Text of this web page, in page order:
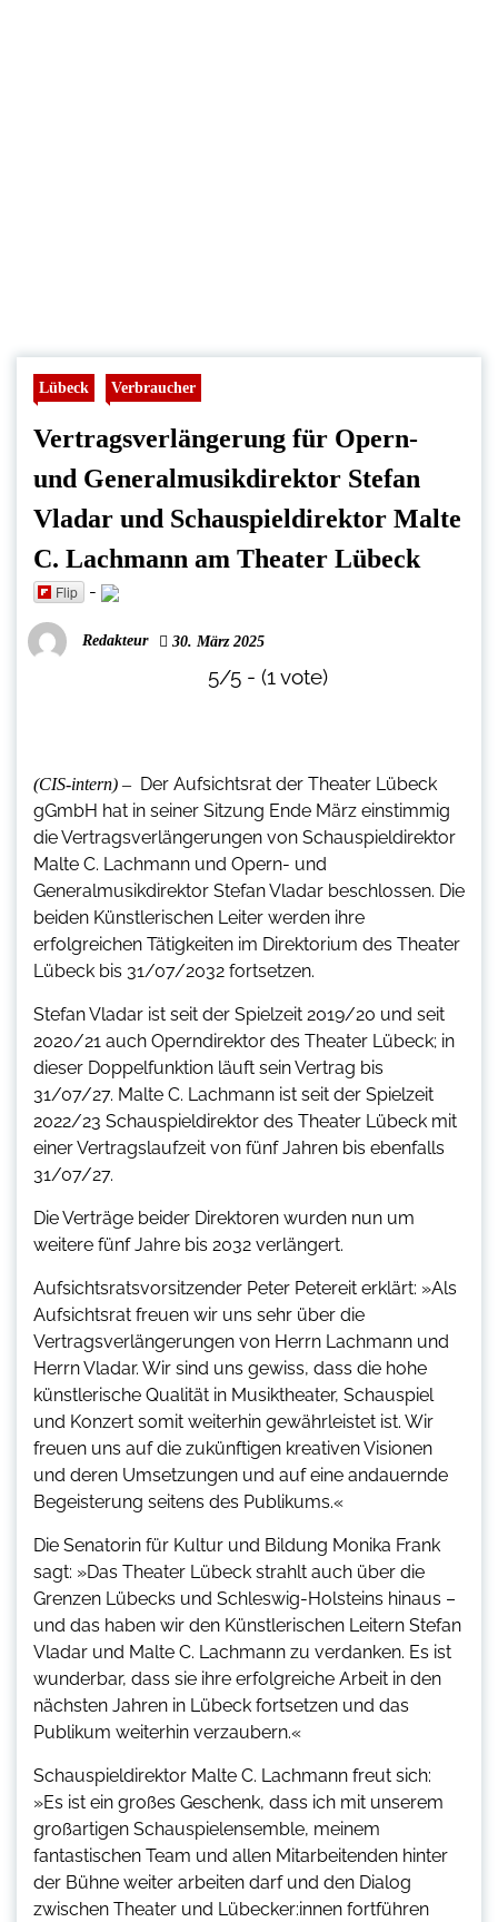
Lübeck Verbraucher
Vertragsverlängerung für Opern-
und Generalmusikdirektor Stefan
Vladar und Schauspieldirektor Malte
C. Lachmann am Theater Lübeck
Flip -
Redakteur 30. März 2025
5/5 - (1 vote)
(CIS-intern) – Der Aufsichtsrat der Theater Lübeck
gGmbH hat in seiner Sitzung Ende März einstimmig
die Vertragsverlängerungen von Schauspieldirektor
Malte C. Lachmann und Opern- und
Generalmusikdirektor Stefan Vladar beschlossen. Die
beiden Künstlerischen Leiter werden ihre
erfolgreichen Tätigkeiten im Direktorium des Theater
Lübeck bis 31/07/2032 fortsetzen.
Stefan Vladar ist seit der Spielzeit 2019/20 und seit
2020/21 auch Operndirektor des Theater Lübeck; in
dieser Doppelfunktion läuft sein Vertrag bis
31/07/27. Malte C. Lachmann ist seit der Spielzeit
2022/23 Schauspieldirektor des Theater Lübeck mit
einer Vertragslaufzeit von fünf Jahren bis ebenfalls
31/07/27.
Die Verträge beider Direktoren wurden nun um
weitere fünf Jahre bis 2032 verlängert.
Aufsichtsratsvorsitzender Peter Petereit erklärt: »Als
Aufsichtsrat freuen wir uns sehr über die
Vertragsverlängerungen von Herrn Lachmann und
Herrn Vladar. Wir sind uns gewiss, dass die hohe
künstlerische Qualität in Musiktheater, Schauspiel
und Konzert somit weiterhin gewährleistet ist. Wir
freuen uns auf die zukünftigen kreativen Visionen
und deren Umsetzungen und auf eine andauernde
Begeisterung seitens des Publikums.«
Die Senatorin für Kultur und Bildung Monika Frank
sagt: »Das Theater Lübeck strahlt auch über die
Grenzen Lübecks und Schleswig-Holsteins hinaus –
und das haben wir den Künstlerischen Leitern Stefan
Vladar und Malte C. Lachmann zu verdanken. Es ist
wunderbar, dass sie ihre erfolgreiche Arbeit in den
nächsten Jahren in Lübeck fortsetzen und das
Publikum weiterhin verzaubern.«
Schauspieldirektor Malte C. Lachmann freut sich:
»Es ist ein großes Geschenk, dass ich mit unserem
großartigen Schauspielensemble, meinem
fantastischen Team und allen Mitarbeitenden hinter
der Bühne weiter arbeiten darf und den Dialog
zwischen Theater und Lübecker:innen fortführen